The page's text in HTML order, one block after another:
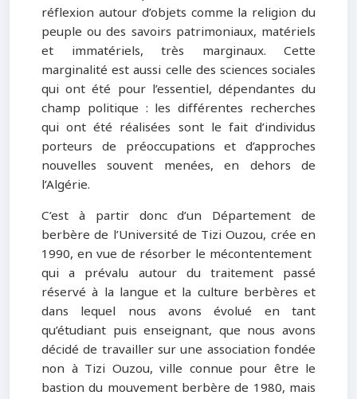
réflexion autour d’objets comme la religion du
peuple ou des savoirs patrimoniaux, matériels
et immatériels, très marginaux. Cette
marginalité est aussi celle des sciences sociales
qui ont été pour l’essentiel, dépendantes du
champ politique : les différentes recherches
qui ont été réalisées sont le fait d’individus
porteurs de préoccupations et d’approches
nouvelles souvent menées, en dehors de
l’Algérie.
C’est à partir donc d’un Département de
berbère de l’Université de Tizi Ouzou, crée en
1990, en vue de résorber le mécontentement
qui a prévalu autour du traitement passé
réservé à la langue et la culture berbères et
dans lequel nous avons évolué en tant
qu’étudiant puis enseignant, que nous avons
décidé de travailler sur une association fondée
non à Tizi Ouzou, ville connue pour être le
bastion du mouvement berbère de 1980, mais